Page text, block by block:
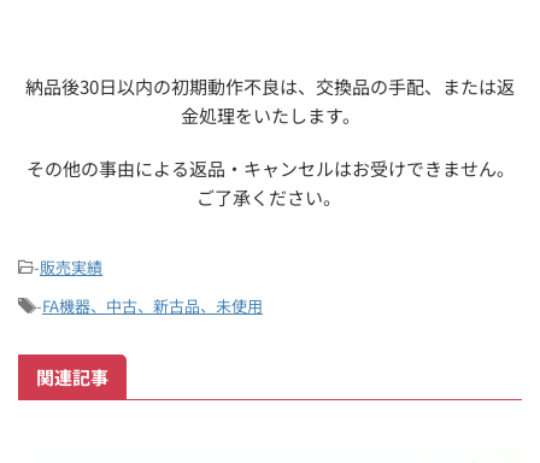
納品後30日以内の初期動作不良は、交換品の手配、または返
金処理をいたします。
その他の事由による返品・キャンセルはお受けできません。
ご了承ください。
-販売実績
-FA機器、中古、新古品、未使用
関連記事